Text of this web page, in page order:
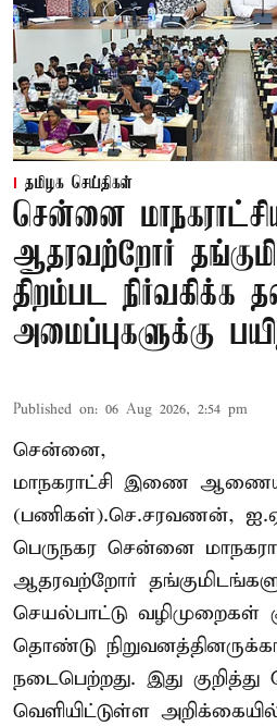
தமிழக செய்திகள்
சென்னை
ஆதரவற்றோர்
திறம்பட நிர்வகிக்க
அமைப்புகளுக்கு
Published on: 06 Aug 2026, 2:54 pm
சென்னை,
மாநகராட்சி இணை
(பணிகள்).செ.சரவணன்,
பெருநகர சென்னை
ஆதரவற்றோர்
செயல்பாட்டு வழிமுறைகள்
தொண்டு
நடைபெற்றது. இது
வெளியிட்டுள்ள